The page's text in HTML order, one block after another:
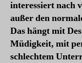
interessiert nach
außer den
Das hängt mit
Müdigkeit, mit
schlechtem